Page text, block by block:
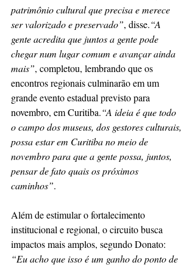
patrimônio cultural que precisa e merece
ser valorizado e preservado”, disse.“A
gente acredita que juntos a gente pode
chegar num lugar comum e avançar ainda
mais”, completou, lembrando que os
encontros regionais culminarão em um
grande evento estadual previsto para
novembro, em Curitiba.“A ideia é que todo
o campo dos museus, dos gestores culturais,
possa estar em Curitiba no meio de
novembro para que a gente possa, juntos,
pensar de fato quais os próximos
caminhos”.
Além de estimular o fortalecimento
institucional e regional, o circuito busca
impactos mais amplos, segundo Donato:
“Eu acho que isso é um ganho do ponto de